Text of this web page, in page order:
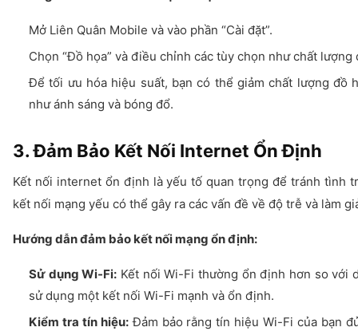
Mở Liên Quân Mobile và vào phần “Cài đặt”.
Chọn “Đồ họa” và điều chỉnh các tùy chọn như chất
Để tối ưu hóa hiệu suất, bạn có thể giảm chất lượng đồ
như ánh sáng và bóng đổ.
3. Đảm Bảo Kết Nối Internet Ổn Định
Kết nối internet ổn định là yếu tố quan trọng để tránh tình
kết nối mạng yếu có thể gây ra các vấn đề về độ trễ và làm
Hướng dẫn đảm bảo kết nối mạng ổn định:
Sử dụng Wi-Fi: Kết nối Wi-Fi thường ổn định hơn so với
sử dụng một kết nối Wi-Fi mạnh và ổn định.
Kiểm tra tín hiệu:Đảm bảo rằng tín hiệu Wi-Fi của bạn